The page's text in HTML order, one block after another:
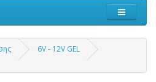
6V - 12V GEL